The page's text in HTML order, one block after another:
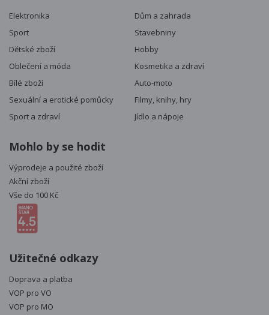
Elektronika
Dům a zahrada
Sport
Stavebniny
Dětské zboží
Hobby
Oblečení a móda
Kosmetika a zdraví
Bílé zboží
Auto-moto
Sexuální a erotické pomůcky
Filmy, knihy, hry
Sport a zdraví
Jídlo a nápoje
Mohlo by se hodit
Výprodeje a použité zboží
Akční zboží
Vše do 100 Kč
Užitečné odkazy
Doprava a platba
VOP pro VO
VOP pro MO